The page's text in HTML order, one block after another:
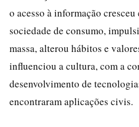
o acesso à informação
sociedade de consumo,
massa, alterou hábitos e
influenciou a cultura, com a
desenvolvimento de
encontraram aplicações civis.